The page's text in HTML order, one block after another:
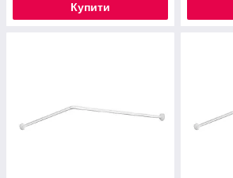
Купити